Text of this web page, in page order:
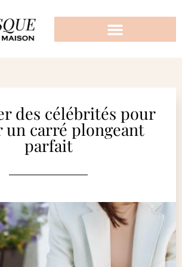
des célébrités pour
un carré plongeant
parfait